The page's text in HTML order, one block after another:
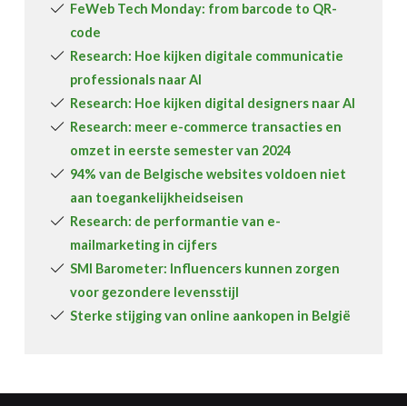
FeWeb Tech Monday: from barcode to QR-
code
Research: Hoe kijken digitale communicatie
professionals naar AI
Research: Hoe kijken digital designers naar AI
Research: meer e-commerce transacties en
omzet in eerste semester van 2024
94% van de Belgische websites voldoen niet
aan toegankelijkheidseisen
Research: de performantie van e-
mailmarketing in cijfers
SMI Barometer: Influencers kunnen zorgen
voor gezondere levensstijl
Sterke stijging van online aankopen in België